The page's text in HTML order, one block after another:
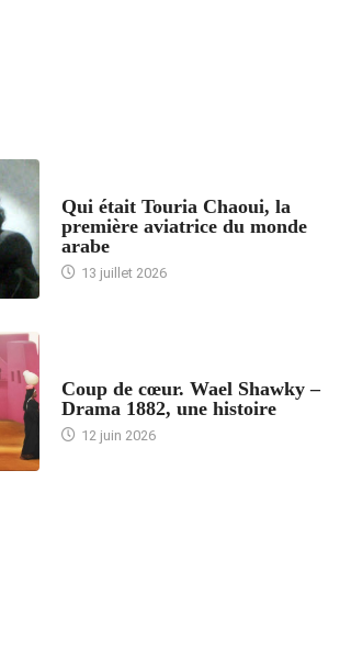
Qui était Touria Chaoui, la
première aviatrice du monde
arabe
13 juillet 2026
Coup de cœur. Wael Shawky –
Drama 1882, une histoire
12 juin 2026